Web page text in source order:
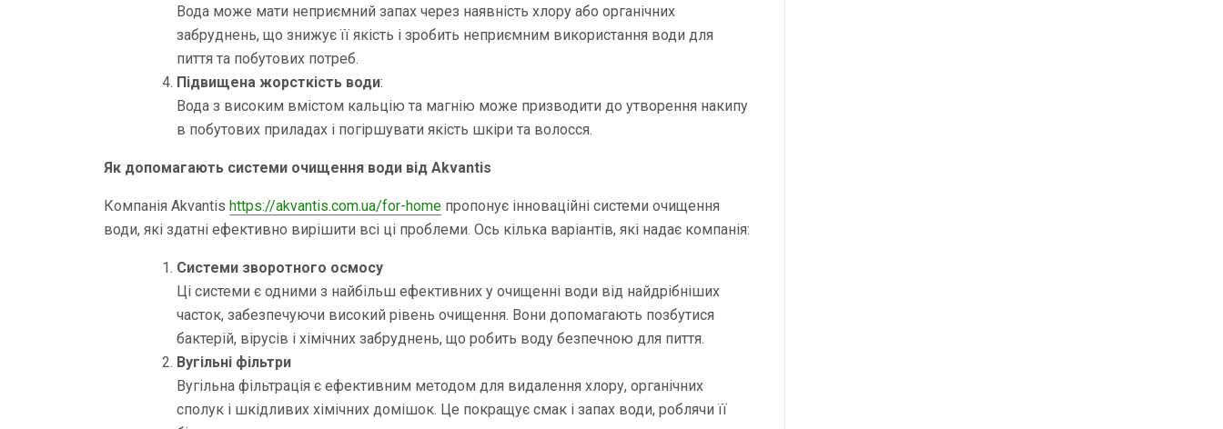
Вода може мати неприємний запах через наявність хлору або органічних
забруднень, що знижує її якість і зробить неприємним використання води для
пиття та побутових потреб.
Підвищена жорсткість води:
Вода з високим вмістом кальцію та магнію може призводити до утворення накипу
в побутових приладах і погіршувати якість шкіри та волосся.
Як допомагають системи очищення води від Akvantis
Компанія Akvantis https://akvantis.com.ua/for-home пропонує інноваційні системи очищення
води, які здатні ефективно вирішити всі ці проблеми. Ось кілька варіантів, які надає компанія:
Системи зворотного осмосу
Ці системи є одними з найбільш ефективних у очищенні води від найдрібніших
часток, забезпечуючи високий рівень очищення. Вони допомагають позбутися
бактерій, вірусів і хімічних забруднень, що робить воду безпечною для пиття.
Вугільні фільтри
Вугільна фільтрація є ефективним методом для видалення хлору, органічних
сполук і шкідливих хімічних домішок. Це покращує смак і запах води, роблячи її